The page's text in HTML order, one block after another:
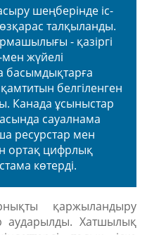
шеңберінде іс-
талқыланды.
- қазіргі
жүйелі
басымдықтарға
белгіленген
Канада ұсыныстар
сауалнама
ресурстар мен
ортақ цифрлық
көтерді.
қаржыландыру
аударылды. Хатшылық